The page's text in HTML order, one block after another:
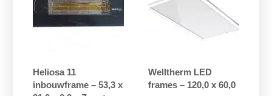
Heliosa 11
inbouwframe – 53,3 x
Welltherm LED
frames – 120,0 x 60,0